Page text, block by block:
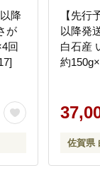
降
が
回
【先行
以降発
白石産
約
[IAA031]
佐賀県